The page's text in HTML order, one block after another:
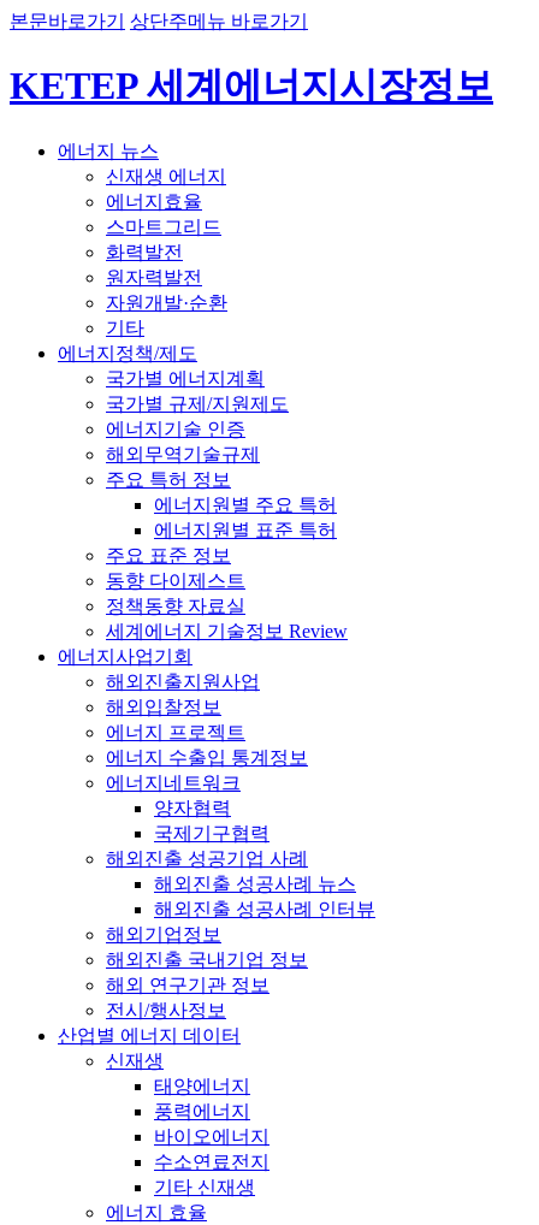
본문바로가기 상단주메뉴 바로가기
KETEP 세계에너지시장정보
에너지 뉴스
신재생 에너지
에너지효율
스마트그리드
화력발전
원자력발전
자원개발·순환
기타
에너지정책/제도
국가별 에너지계획
국가별 규제/지원제도
에너지기술 인증
해외무역기술규제
주요 특허 정보
에너지원별 주요 특허
에너지원별 표준 특허
주요 표준 정보
동향 다이제스트
정책동향 자료실
세계에너지 기술정보 Review
에너지사업기회
해외진출지원사업
해외입찰정보
에너지 프로젝트
에너지 수출입 통계정보
에너지네트워크
양자협력
국제기구협력
해외진출 성공기업 사례
해외진출 성공사례 뉴스
해외진출 성공사례 인터뷰
해외기업정보
해외진출 국내기업 정보
해외 연구기관 정보
전시/행사정보
산업별 에너지 데이터
신재생
태양에너지
풍력에너지
바이오에너지
수소연료전지
기타 신재생
에너지 효율